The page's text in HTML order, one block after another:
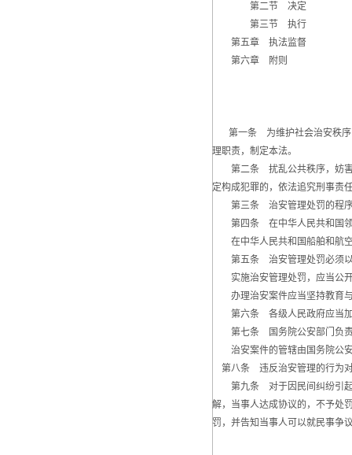
第二节 决定
第三节 执行
第五章 执法监督
第六章 附则
第一条 为维护社会治安秩序，
理职责，制定本法。
第二条 扰乱公共秩序，妨害
定构成犯罪的，依法追究刑事责
第三条 治安管理处罚的程序
第四条 在中华人民共和国领
在中华人民共和国船舶和航空
第五条 治安管理处罚必须以
实施治安管理处罚，应当公开
办理治安案件应当坚持教育与
第六条 各级人民政府应当加
第七条 国务院公安部门负责
治安案件的管辖由国务院公
第八条 违反治安管理的行为对
第九条 对于因民间纠纷引起
解，当事人达成协议的，不予处
罚，并告知当事人可以就民事争